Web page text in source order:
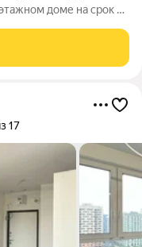
доме на срок от
17